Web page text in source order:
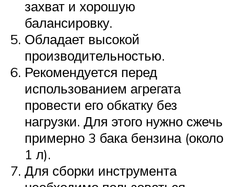
захват и хорошую
балансировку.
Обладает высокой
производительностью.
Рекомендуется перед
использованием агрегата
провести его обкатку без
нагрузки. Для этого нужно сжечь
примерно 3 бака бензина (около
1 л).
Для сборки инструмента